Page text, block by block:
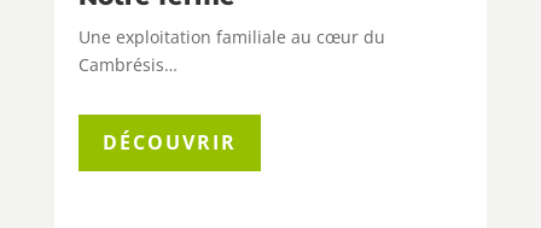
Une exploitation familiale au cœur du
Cambrésis…
DÉCOUVRIR